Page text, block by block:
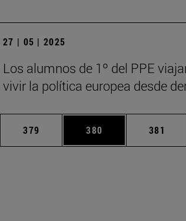
27 | 05 | 2025
Los alumnos de 1º del PPE
vivir la política europea desde
intermedias Use TAB para desplazarse.
Página
379 Página
380 Página
381